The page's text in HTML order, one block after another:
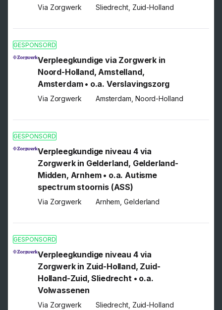
Via Zorgwerk Sliedrecht, Zuid-Holland
GESPONSORD
Verpleegkundige via Zorgwerk in
Noord-Holland, Amstelland,
Amsterdam • o.a. Verslavingszorg
Via Zorgwerk Amsterdam, Noord-Holland
GESPONSORD
Verpleegkundige niveau 4 via
Zorgwerk in Gelderland, Gelderland-
Midden, Arnhem • o.a. Autisme
spectrum stoornis (ASS)
Via Zorgwerk Arnhem, Gelderland
GESPONSORD
Verpleegkundige niveau 4 via
Zorgwerk in Zuid-Holland, Zuid-
Holland-Zuid, Sliedrecht • o.a.
Volwassenen
Via Zorgwerk Sliedrecht, Zuid-Holland